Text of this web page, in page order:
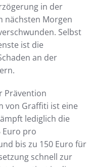
in der
nächsten Morgen
Selbst
ist die
an der
Prävention
von Graffiti ist eine
lediglich die
Euro pro
bis zu 150 Euro für
schnell zur